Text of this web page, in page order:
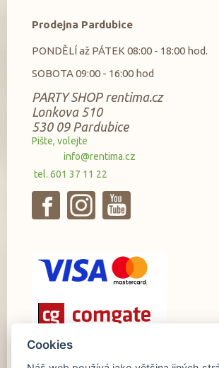
Prodejna Pardubice
PONDĚLÍ až PÁTEK 08:00 - 18:00 hod.
SOBOTA 09:00 - 16:00 hod
PARTY SHOP rentima.cz
Lonkova 510
530 09 Pardubice
Pište, volejte
info@rentima.cz
tel. 601 37 11 22
Cookies